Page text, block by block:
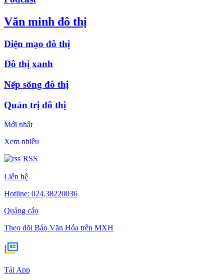
Văn minh đô thị
Diện mạo đô thị
Đô thị xanh
Nếp sống đô thị
Quản trị đô thị
Mới nhất
Xem nhiều
RSS
Liên hệ
Hotline: 024.38220036
Quảng cáo
Theo dõi Báo Văn Hóa trên MXH
Tải App